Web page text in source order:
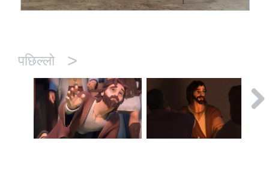
पछिल्लो >